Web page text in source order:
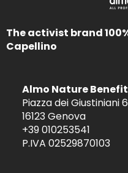
The activist brand
Capellino
Almo Nature Benefit
Piazza dei Giustiniani 6
16123 Genova
+39 010253541
P.IVA 02529870103